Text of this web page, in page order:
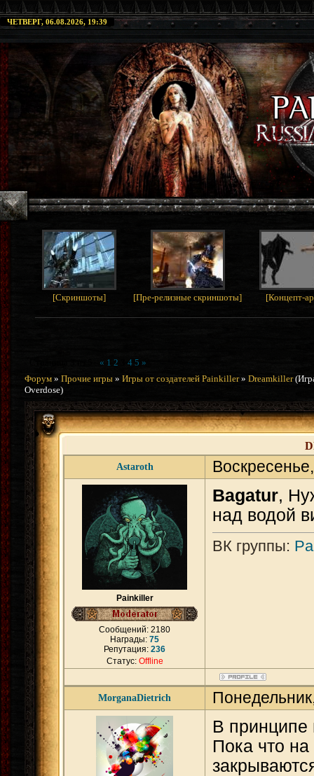
ЧЕТВЕРГ, 06.08.2026, 19:39
[Скриншоты] [Пре-релизные скриншоты] [Концепт-
« 1 2 4 5 »
Форум » Прочие игры » Игры от создателей Painkiller » Dreamkiller
Overdose)
Astaroth
Painkiller
Сообщений: 2180
Награды: 75
Репутация: 236
Статус: Offline
Bagatur,
над водой
ВК группы:
MorganaDietrich
В принципе
Пока что